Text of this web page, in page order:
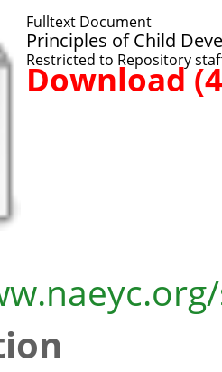
Fulltext Document
Principles of Child
Restricted to Repository
Download